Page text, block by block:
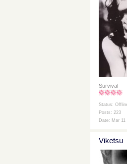
Survival
Status:
Posts: 223
Date: Mar 11
Viketsu